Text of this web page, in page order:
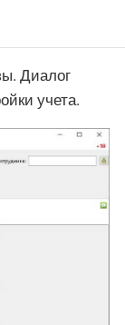
Диалог
учета.